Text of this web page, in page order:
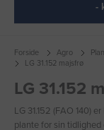
-
Forside Agro
LG 31.152 majsfrø
LG 31.152
LG 31.152 (FAO 140)
plante for sin